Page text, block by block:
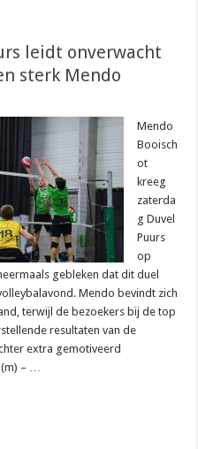
leidt onverwacht
sterk Mendo
Mendo
Booisch
ot
kreeg
zaterda
g Duvel
Puurs
op
gebleken dat dit duel
Mendo bevindt zich
terwijl de bezoekers bij de top
resultaten van de
extra gemotiveerd
(m) – …